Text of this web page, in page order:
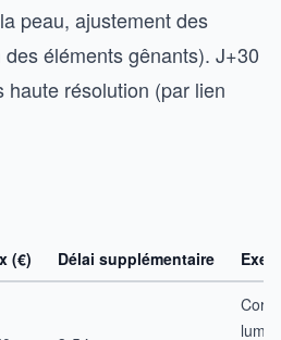
peau, ajustement des
éléments gênants). J+30
haute résolution (par lien
(€) Délai supplémentaire